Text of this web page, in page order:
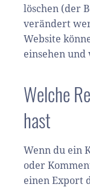
löschen (der
verändert
Website
einsehen
Welche
hast
Wenn du ein
oder
einen Export